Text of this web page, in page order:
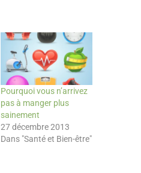
Pourquoi vous n’arrivez
pas à manger plus
sainement
27 décembre 2013
Dans "Santé et Bien-être"